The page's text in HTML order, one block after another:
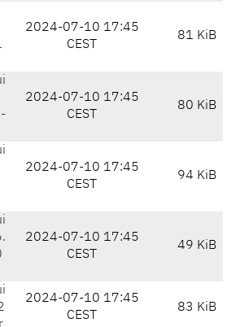
2024-07-10 17:45
CEST
81 KiB
2024-07-10 17:45
CEST
80 KiB
2024-07-10 17:45
CEST
94 KiB
2024-07-10 17:45
CEST
49 KiB
2024-07-10 17:45
CEST
83 KiB